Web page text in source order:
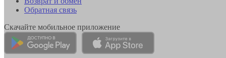
Обратная связь
Скачайте мобильное приложение